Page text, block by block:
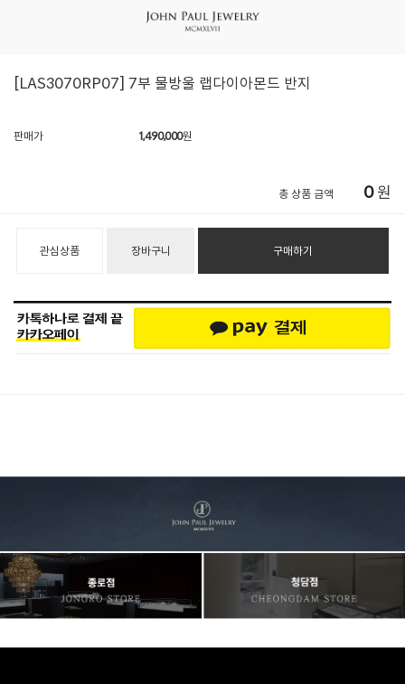
[LAS3070RP07] 7부 물방울 랩다이아몬드 반지
판매가 1,490,000원
총 상품 금액 0 원
관심상품 장바구니 구매하기